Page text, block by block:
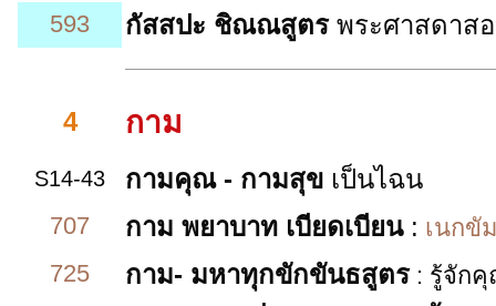
593 กัสสปะ ชิณณสูตร พระศาสดาส
4 กาม
S14-43 กามคุณ - กามสุข เป็นไฉน
707 กาม พยาบาท เบียดเบียน: เนกขั
725
กาม- มหาทุกขักขันธสูตร: รู้จักคุ